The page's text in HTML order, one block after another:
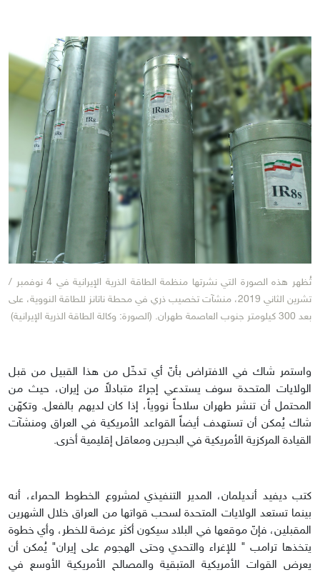
تُظهر هذه الصورة التي نشرتها منظمة الطاقة الذرية الإيرانية في 4 نوفمبر /
تشرين الثاني 2019، منشآت تخصيب ذري في محطة ناتانز للطاقة النووية، على
بعد 300 كيلومتر جنوب العاصمة طهران. (الصورة: وكالة الطاقة الذرية الإيرانية)
واستمر شاك في الافتراض بأنّ أي تدخّل من هذا القبيل من قبل
الولايات المتحدة سوف يستدعي إجراءً متبادلاً من إيران، حيث من
المحتمل أن تنشر طهران سلاحاً نووياً، إذا كان لديهم بالفعل. وتكهّن
شاك يُمكن أن تستهدف أيضاً القواعد الأمريكية في العراق ومنشآت
القيادة المركزية الأمريكية في البحرين ومعاقل إقليمية أخرى.
كتب ديفيد أنديلمان، المدير التنفيذي لمشروع الخطوط الحمراء، أنه
بينما تستعد الولايات المتحدة لسحب قواتها من العراق خلال الشهرين
المقبلين، فإنّ موقعها في البلاد سيكون أكثر عرضة للخطر، وأي خطوة
يتخذها ترامب " للإغراء والتحدي وحتى الهجوم على إيران" يُمكن أن
يعرض القوات الأمريكية المتبقية والمصالح الأمريكية الأوسع في